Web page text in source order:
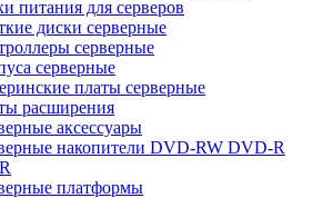
питания для серверов
диски серверные
серверные
серверные
платы серверные
расширения
аксессуары
накопители DVD-RW DVD-R
платформы